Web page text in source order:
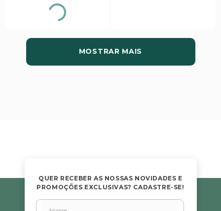
MOSTRAR MAIS
QUER RECEBER AS NOSSAS NOVIDADES E
PROMOÇÕES EXCLUSIVAS? CADASTRE-SE!